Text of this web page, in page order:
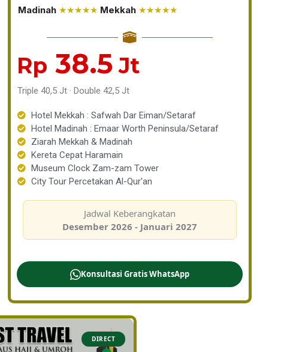
Madinah ★★★★★ Mekkah ★★★★★
Rp 38.5 Jt
Triple 40,5 Jt · Double 42,5 Jt
Hotel Mekkah : Safwah Dar Eiman/Setaraf
Hotel Madinah : Emaar Worth Peninsula/Setaraf
Ziarah Mekkah & Madinah
Kereta Cepat Haramain
Museum Clock Zam-zam Tower
City Tour Percetakan Al-Qur'an
Jadwal Keberangkatan
Desember 2026 - Januari 2027
Konsultasi Gratis WhatsApp
DIRECT